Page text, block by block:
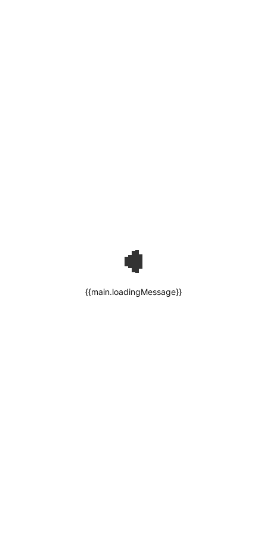
{{main.loadingMessage}}